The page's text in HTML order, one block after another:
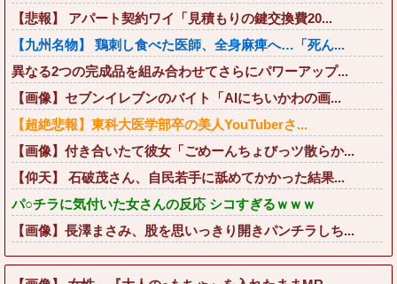
【悲報】 アパート契約ワイ「見積もりの鍵交換費20...
【九州名物】 鶏刺し食べた医師、全身麻痺へ…「死ん...
異なる2つの完成品を組み合わせてさらにパワーアップ...
【画像】セブンイレブンのバイト「AIにちいかわの画...
【超絶悲報】東科大医学部卒の美人YouTuberさ...
【画像】付き合いたて彼女「ごめーんちょびっツ散らか...
【仰天】 石破茂さん、自民若手に舐めてかかった結果...
パ○チラに気付いた女さんの反応 シコすぎるｗｗｗ
【画像】長澤まさみ、股を思いっきり開きパンチラしち...